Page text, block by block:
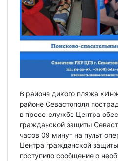
В районе дикого пляжа
районе Севастополя
в пресс-службе Центра
гражданской защиты
часов 09 минут на пульт
Центра гражданской
поступило сообщение о